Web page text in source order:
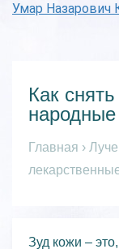
Умар Назарович
Как
Главная ›
Зуд кожи –